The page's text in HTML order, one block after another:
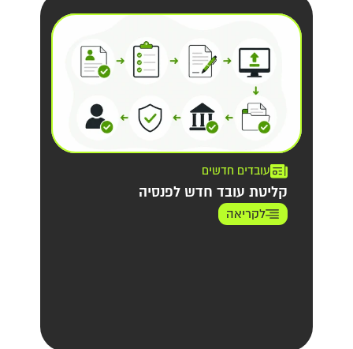
עובדים חדשים
קליטת עובד חדש לפנסיה
לקריאה